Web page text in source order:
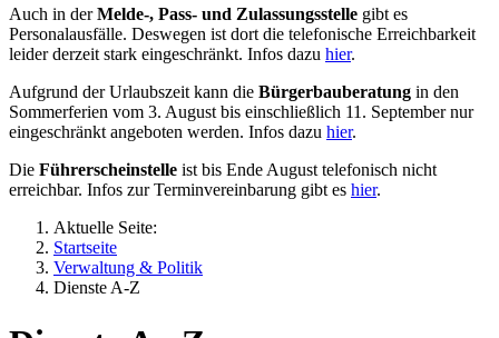
Auch in derMelde-, Pass- und Zulassungsstelle gibt es
Personalausfälle. Deswegen ist dort die telefonische Erreichbarkeit
leider derzeit stark eingeschränkt. Infos dazu hier.
Aufgrund der Urlaubszeit kann die Bürgerbauberatung in den
Sommerferien vom 3. August bis einschließlich 11. September nur
eingeschränkt angeboten werden. Infos dazu hier.
Die Führerscheinstelle ist bis Ende August telefonisch nicht
erreichbar. Infos zur Terminvereinbarung gibt es hier.
Aktuelle Seite:
Startseite
Verwaltung & Politik
Dienste A-Z